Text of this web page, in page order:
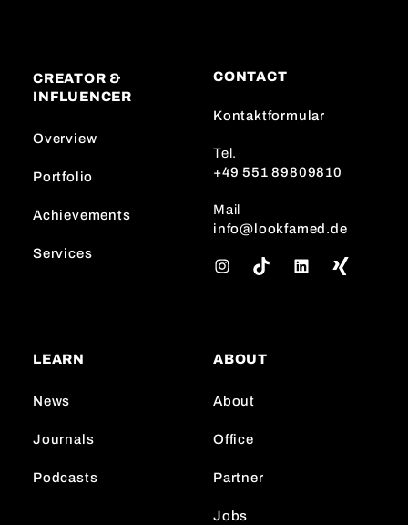
CREATOR &
INFLUENCER
Overview
Portfolio
Achievements
Services
CONTACT
Kontaktformular
Tel.
+49 551 89809810
Mail
info@lookfamed.de
g
a
LEARN
News
Journals
Podcasts
ABOUT
About
Office
Partner
Jobs